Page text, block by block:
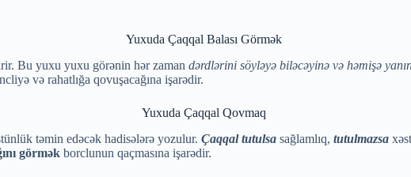
Yuxuda Çaqqal Balası Görmək
Bu yuxu yuxu görənin hər zaman dərdlərini söyləyə biləcəyinə və həmişə
və rahatlığa qovuşacağına işarədir.
Yuxuda Çaqqal Qovmaq
təmin edəcək hadisələrə yozulur. Çaqqal tutulsa sağlamlıq, tutulmazsa
görmək borclunun qaçmasına işarədir.